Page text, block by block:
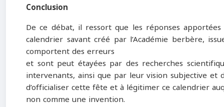
Conclusion
De ce débat, il ressort que les réponses
calendrier savant créé par l’Académie berbère,
comportent des erreurs
et sont peut étayées par des recherches
intervenants, ainsi que par leur vision subjective et
d’officialiser cette fête et à légitimer ce calendrier
non comme une invention.